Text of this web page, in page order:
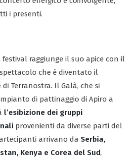
i presenti.
festival raggiunge il suo apice con il
che è diventato il
Terranostra. Il Galà, che si
di pattinaggio di Apiro a
l’esibizione dei gruppi
provenienti da diverse parti del
arrivano da Serbia,
Kenya e Corea del Sud,